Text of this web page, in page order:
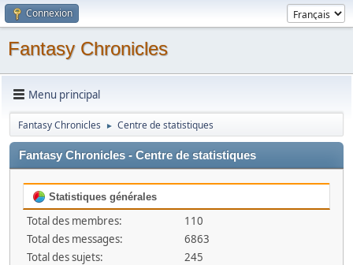
Connexion
Fantasy Chronicles
Menu principal
Fantasy Chronicles ► Centre de statistiques
Fantasy Chronicles - Centre de statistiques
Statistiques générales
Total des membres:
110
Total des messages:
6863
Total des sujets:
245